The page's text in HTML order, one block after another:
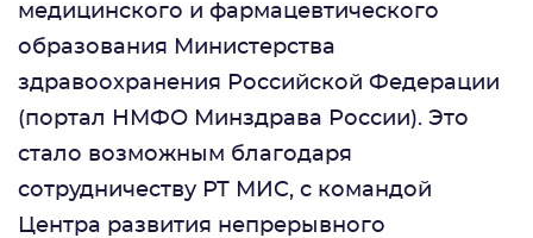
медицинского и фармацевтического
образования Министерства
здравоохранения Российской Федерации
(портал НМФО Минздрава России). Это
стало возможным благодаря
сотрудничеству РТ МИC, с командой
Центра развития непрерывного